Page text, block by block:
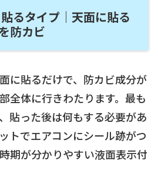
るタイプ｜天面に貼る
防カビ
に貼るだけで、防カビ成分が
全体に行きわたります。最も
貼った後は何もする必要があ
トでエアコンにシール跡がつ
期が分かりやすい液面表示付